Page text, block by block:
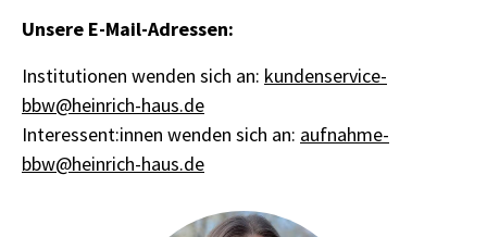
Unsere E-Mail-Adressen:
Institutionen wenden sich an: kundenservice-
bbw@heinrich-haus.de
Interessent:innen wenden sich an: aufnahme-
bbw@heinrich-haus.de